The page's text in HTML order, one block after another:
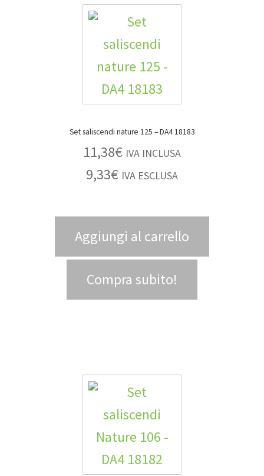
Set saliscendi nature 125 – DA4 18183
11,38€ IVA INCLUSA
9,33€ IVA ESCLUSA
Aggiungi al carrello
Compra subito!